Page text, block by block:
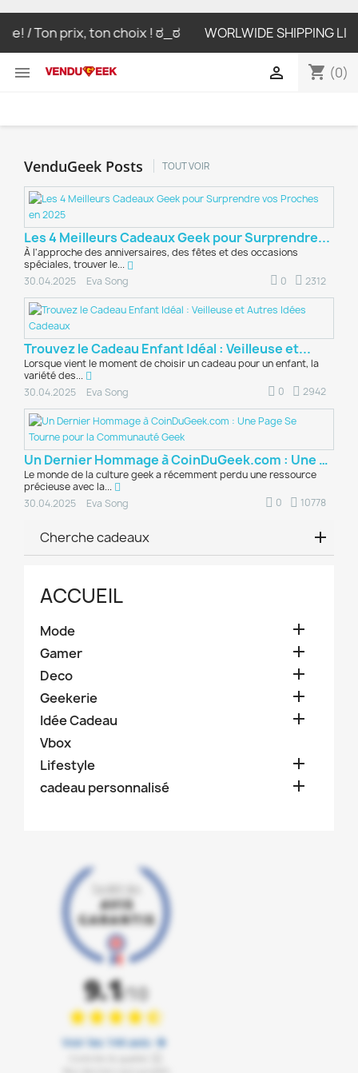
/ Ton prix, ton choix ! ಠ_ಠ WORLWIDE SHIPPING
 shopping_cart (0)

VenduGeek Posts TOUT VOIR
Les 4 Meilleurs Cadeaux Geek pour Surprendre...
À l'approche des anniversaires, des fêtes et des occasions
spéciales, trouver le...
30.04.2025
Eva Song 2312
0
Trouvez le Cadeau Enfant Idéal : Veilleuse et...
Lorsque vient le moment de choisir un cadeau pour un enfant, la
variété des...
30.04.2025
Eva Song 2942
0
Un Dernier Hommage à CoinDuGeek.com : Une Page...
Le monde de la culture geek a récemment perdu une ressource
précieuse avec la...
30.04.2025
Eva Song 10778
0
Cherche cadeaux
ACCUEIL
Mode 
Gamer 
Deco 
Geekerie 
Idée Cadeau 
Vbox
Lifestyle

cadeau personnalisé 